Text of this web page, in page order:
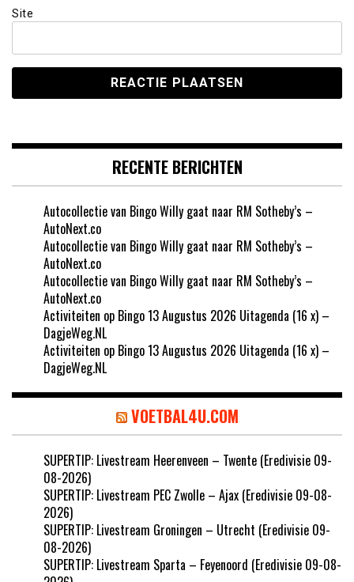
Site
RECENTE BERICHTEN
Autocollectie van Bingo Willy gaat naar RM Sotheby’s –
AutoNext.co
Autocollectie van Bingo Willy gaat naar RM Sotheby’s –
AutoNext.co
Autocollectie van Bingo Willy gaat naar RM Sotheby’s –
AutoNext.co
Activiteiten op Bingo 13 Augustus 2026 Uitagenda (16 x) –
DagjeWeg.NL
Activiteiten op Bingo 13 Augustus 2026 Uitagenda (16 x) –
DagjeWeg.NL
VOETBAL4U.COM
SUPERTIP: Livestream Heerenveen – Twente (Eredivisie 09-
08-2026)
SUPERTIP: Livestream PEC Zwolle – Ajax (Eredivisie 09-08-
2026)
SUPERTIP: Livestream Groningen – Utrecht (Eredivisie 09-
08-2026)
SUPERTIP: Livestream Sparta – Feyenoord (Eredivisie 09-08-